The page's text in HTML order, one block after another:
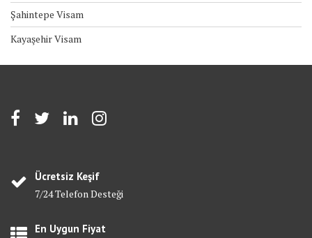
Şahintepe Visam
Kayaşehir Visam
Ücretsiz Keşif
7/24 Telefon Desteği
En Uygun Fiyat